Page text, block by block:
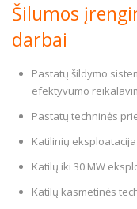
Šilumos
darbai
Pastatų šildymo
efektyvumo
Pastatų techninės
Katilinių
Katilų iki 30 MW
Katilų kasmetinės